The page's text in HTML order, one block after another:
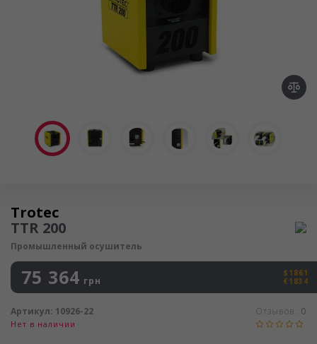
Осушитель воздуха
Trotec
TTR 200
Промышленный осушитель
75 364 грн
$1861
€1834
Нет в наличии
Отзывов: 0
Артикул: 10926-22